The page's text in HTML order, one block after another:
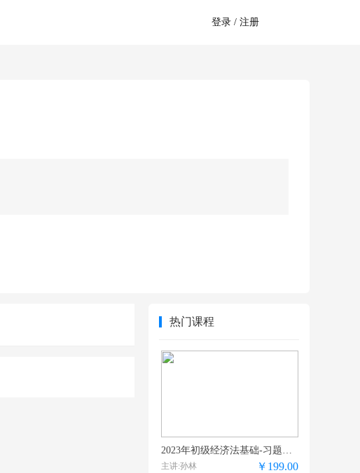
登录 / 注册
热门课程
2023年初级经济法基础-习题精析班
￥199.00
主讲:孙林